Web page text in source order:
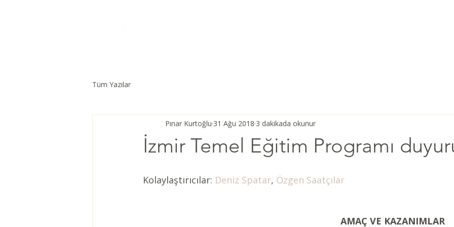
Tüm Yazılar
İzmir Temel Eğitim Programı
Pınar Kurtoğlu 31 Ağu 2018 3 dakikada okunur
Kolaylaştırıcılar: Deniz Spatar, Özgen Saatçılar
AMAÇ VE KAZANIMLAR